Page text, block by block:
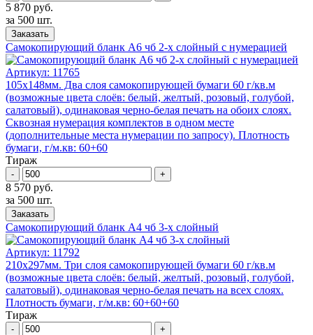
5 870 руб.
за 500 шт.
Заказать
Самокопирующий бланк А6 чб 2-x слойный с нумерацией
Артикул: 11765
105х148мм. Два слоя самокопирующей бумаги 60 г/кв.м
(возможные цвета слоёв: белый, желтый, розовый, голубой,
салатовый), одинаковая черно-белая печать на обоих слоях.
Сквозная нумерация комплектов в одном месте
(дополнительные места нумерации по запросу). Плотность
бумаги, г/м.кв: 60+60
Тираж
- +
8 570 руб.
за 500 шт.
Заказать
Самокопирующий бланк А4 чб 3-x слойный
Артикул: 11792
210х297мм. Три слоя самокопирующей бумаги 60 г/кв.м
(возможные цвета слоёв: белый, желтый, розовый, голубой,
салатовый), одинаковая черно-белая печать на всех слоях.
Плотность бумаги, г/м.кв: 60+60+60
Тираж
- +